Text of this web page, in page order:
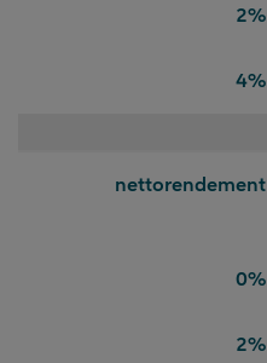
2%
4%
nettorendement
0%
2%